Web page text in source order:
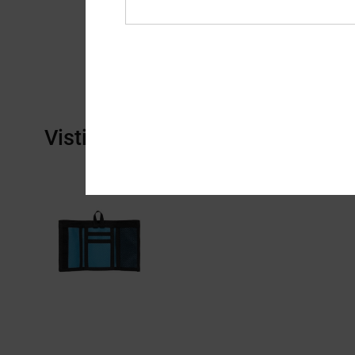
Visti di recente